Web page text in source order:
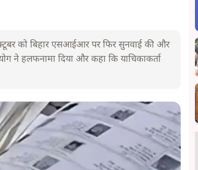
को बिहार एसआईआर पर फिर सुनवाई की और
ने हलफनामा दिया और कहा कि याचिकाकर्ता